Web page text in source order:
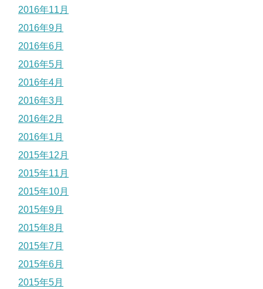
2016年11月
2016年9月
2016年6月
2016年5月
2016年4月
2016年3月
2016年2月
2016年1月
2015年12月
2015年11月
2015年10月
2015年9月
2015年8月
2015年7月
2015年6月
2015年5月